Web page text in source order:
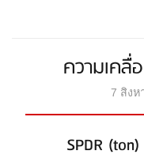
ความเคลื่
7 สิงห
SPDR (ton)